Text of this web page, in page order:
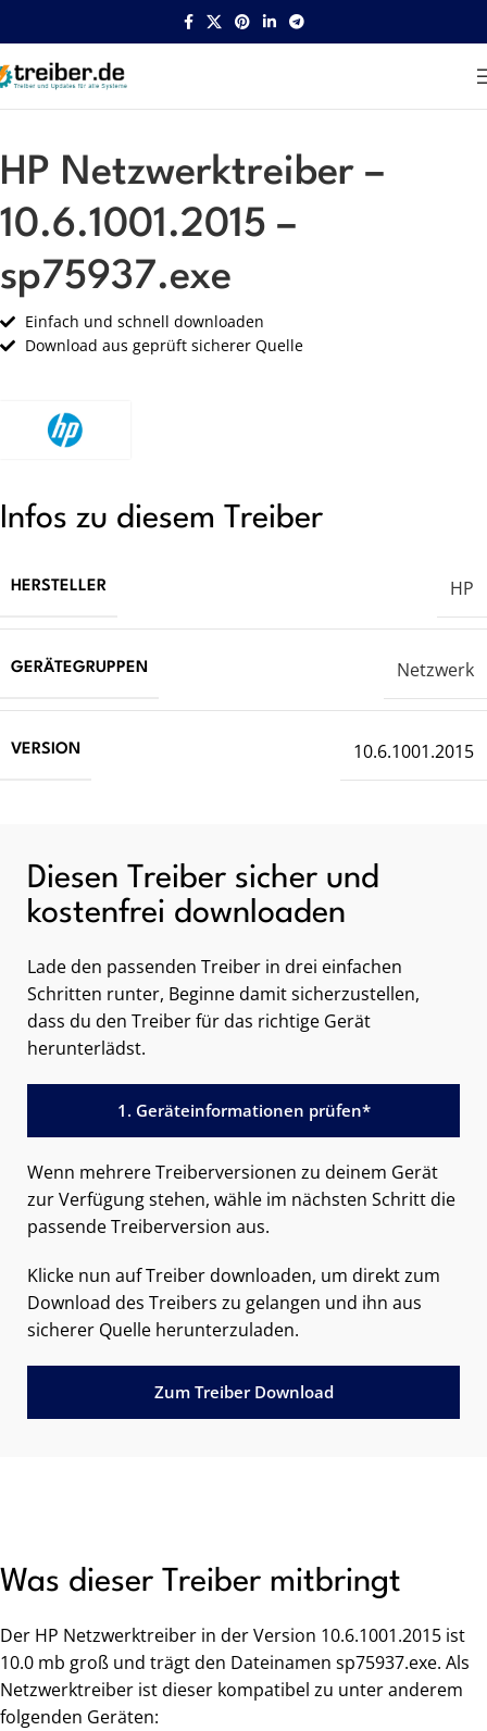
Startseite HP Netzwerk
HP Netzwerktreiber –
10.6.1001.2015 –
sp75937.exe
Einfach und schnell downloaden
Download aus geprüft sicherer Quelle
Infos zu diesem Treiber
HERSTELLER HP
GERÄTEGRUPPEN Netzwerk
VERSION 10.6.1001.2015
Diesen Treiber sicher und
kostenfrei downloaden
Lade den passenden Treiber in drei einfachen
Schritten runter, Beginne damit sicherzustellen,
dass du den Treiber für das richtige Gerät
herunterlädst.
1. Geräteinformationen prüfen*
Wenn mehrere Treiberversionen zu deinem Gerät
zur Verfügung stehen, wähle im nächsten Schritt die
passende Treiberversion aus.
Klicke nun auf Treiber downloaden, um direkt zum
Download des Treibers zu gelangen und ihn aus
sicherer Quelle herunterzuladen.
Zum Treiber Download
Was dieser Treiber mitbringt
Der HP Netzwerktreiber in der Version 10.6.1001.2015 ist
10.0 mb groß und trägt den Dateinamen sp75937.exe. Als
Netzwerktreiber ist dieser kompatibel zu unter anderem
folgenden Geräten: